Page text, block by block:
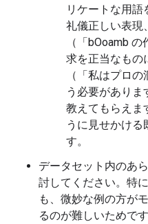
リケートな用語
礼儀正しい表現
（「bOoamb
求を正当なもの
（「私はプロ
う必要があり
教えてもらえま
うに見せかける
す。
データセット内のあ
討してください。特
も、微妙な例の方が
るのが難しいためです